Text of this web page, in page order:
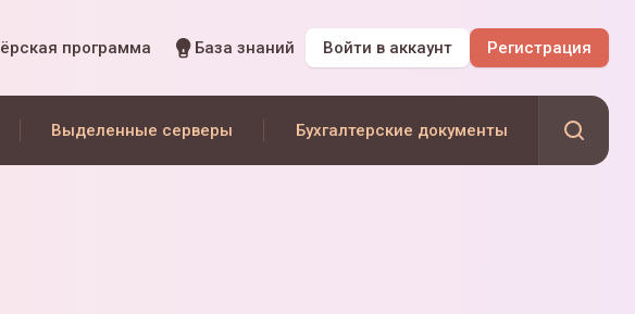
программа База знаний Войти в аккаунт Регистрация
Выделенные серверы Бухгалтерские документы